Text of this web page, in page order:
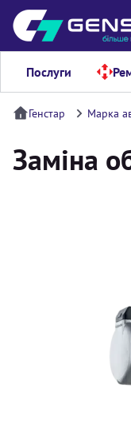
Послуги
Генстар Марка
Заміна